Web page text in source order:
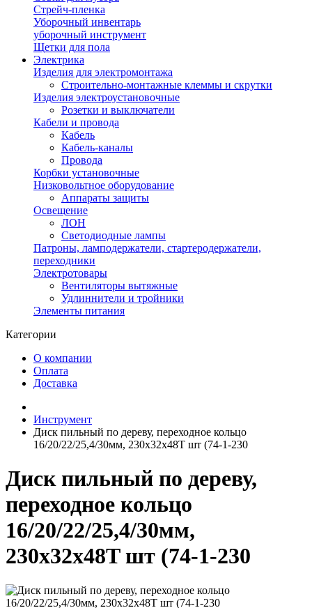
Стрейч-пленка
Уборочный инвентарь
уборочный инструмент
Щетки для пола
Электрика
Изделия для электромонтажа
Строительно-монтажные клеммы и скрутки
Изделия электроустановочные
Розетки и выключатели
Кабели и провода
Кабель
Кабель-каналы
Провода
Корбки установочные
Низковольтное оборудование
Аппараты защиты
Освещение
ЛОН
Светодиодные лампы
Патроны, ламподержатели, стартеродержатели,
переходники
Электротовары
Вентиляторы вытяжные
Удлиннители и тройники
Элементы питания
Категории
О компании
Оплата
Доставка
Инструмент
Диск пильный по дереву, переходное кольцо
16/20/22/25,4/30мм, 230x32x48T шт (74-1-230
Диск пильный по дереву,
переходное кольцо
16/20/22/25,4/30мм,
230x32x48T шт (74-1-230